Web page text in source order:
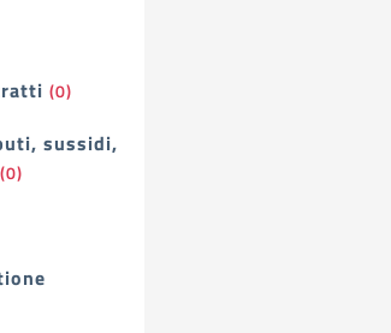
(0)
sussidi,
(0)